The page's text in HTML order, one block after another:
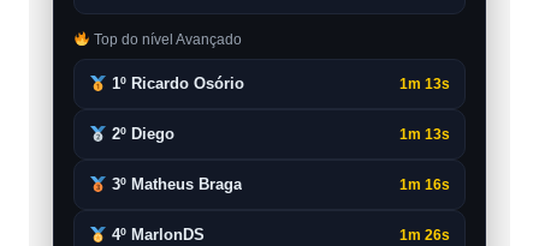
Top do nível Avançado
1º Ricardo Osório 1m 13s
2º Diego 1m 13s
3º Matheus Braga 1m 16s
4º MarlonDS 1m 26s